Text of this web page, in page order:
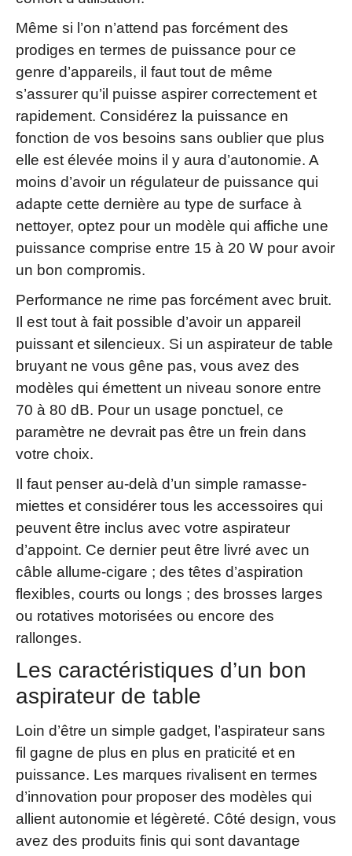
Même si l’on n’attend pas forcément des
prodiges en termes de puissance pour ce
genre d’appareils, il faut tout de même
s’assurer qu’il puisse aspirer correctement et
rapidement. Considérez la puissance en
fonction de vos besoins sans oublier que plus
elle est élevée moins il y aura d’autonomie. A
moins d’avoir un régulateur de puissance qui
adapte cette dernière au type de surface à
nettoyer, optez pour un modèle qui affiche une
puissance comprise entre 15 à 20 W pour avoir
un bon compromis.
Performance ne rime pas forcément avec bruit.
Il est tout à fait possible d’avoir un appareil
puissant et silencieux. Si un aspirateur de table
bruyant ne vous gêne pas, vous avez des
modèles qui émettent un niveau sonore entre
70 à 80 dB. Pour un usage ponctuel, ce
paramètre ne devrait pas être un frein dans
votre choix.
Il faut penser au-delà d’un simple ramasse-
miettes et considérer tous les accessoires qui
peuvent être inclus avec votre aspirateur
d’appoint. Ce dernier peut être livré avec un
câble allume-cigare ; des têtes d’aspiration
flexibles, courts ou longs ; des brosses larges
ou rotatives motorisées ou encore des
rallonges.
Les caractéristiques d’un bon
aspirateur de table
Loin d’être un simple gadget, l’aspirateur sans
fil gagne de plus en plus en praticité et en
puissance. Les marques rivalisent en termes
d’innovation pour proposer des modèles qui
allient autonomie et légèreté. Côté design, vous
avez des produits finis qui sont davantage